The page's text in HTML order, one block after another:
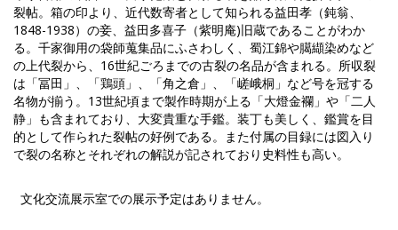
裂帖。箱の印より、近代数寄者として知られる益田孝（鈍翁、
1848-1938）の妾、益田多喜子（紫明庵)旧蔵であることがわか
る。千家御用の袋師蒐集品にふさわしく、蜀江錦や臈纈染めなど
の上代裂から、16世紀ごろまでの古裂の名品が含まれる。所収裂
は「冨田」、「鶏頭」、「角之倉」、「嵯峨桐」など号を冠する
名物が揃う。13世紀頃まで製作時期が上る「大燈金襴」や「二人
静」も含まれており、大変貴重な手鑑。装丁も美しく、鑑賞を目
的として作られた裂帖の好例である。また付属の目録には図入り
で裂の名称とそれぞれの解説が記されており史料性も高い。
文化交流展示室での展示予定はありません。